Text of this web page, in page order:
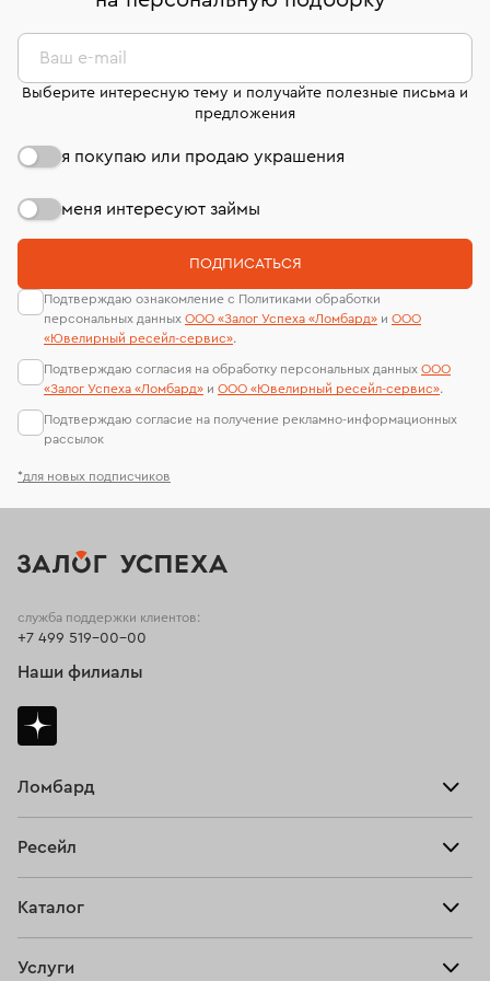
дней на возврат. Детальные условия возврата
комиссионных украшений и часов смотрите на
странице«Возврат украшений»
сертификаты МГУ и других геммологических
лабораторий
*для новых подписчиков
Ваш e-mail
Выберите интересную тему и получайте полезные письма и
предложения
я покупаю или продаю украшения
меня интересуют займы
ПОДПИСАТЬСЯ
Подтверждаю ознакомление с Политиками обработки
персональных данных ООО «Залог Успеха «Ломбард» и ООО
«Ювелирный ресейл-сервиc».
Подтверждаю согласия на обработку персональных данных ООО
«Залог Успеха «Ломбард» и ООО «Ювелирный ресейл-сервиc».
Подтверждаю согласие на получение рекламно-информационных
рассылок
Ломбард
Тарифы
Ресейл
Купить
Каталог
Услуги
служба поддержки клиентов:
+7 499 519-00-00
Наши филиалы